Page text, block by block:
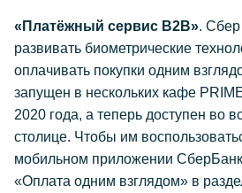
«Платёжный сервис В2В».
развивать биометрические
оплачивать покупки одним
запущен в нескольких кафе
2020 года, а теперь доступен во
столице. Чтобы им
мобильном приложении
«Оплата одним взглядом» в